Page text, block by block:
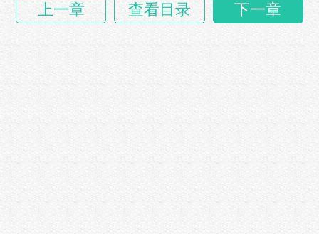
上一章 查看目录 下一章